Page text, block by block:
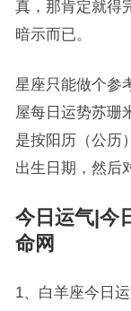
真，那肯定就得
暗示而已。
星座只能做个参
屋每日运势苏珊
是按阳历（公历
出生日期，然后
今日运气|今
命网
1、白羊座今日